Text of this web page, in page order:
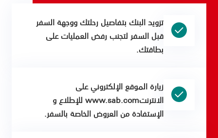
تزويد البنك بتفاصيل رحلتك ووجهة السفر
قبل السفر لتجنب رفض العمليات على
بطاقتك.
زيارة الموقع الإلكتروني على
الانترنتwww.sab.com للإطلاع و
الإستفادة من العروض الخاصة بالسفر.